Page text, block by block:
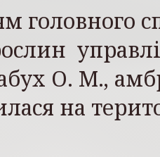
головного
О. М.,
на